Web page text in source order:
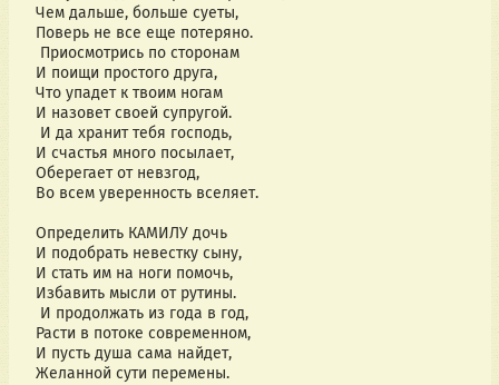
Чем дальше, больше суеты,
Поверь не все еще потеряно.
Приосмотрись по сторонам
И поищи простого друга,
Что упадет к твоим ногам
И назовет своей супругой.
И да хранит тебя господь,
И счастья много посылает,
Оберегает от невзгод,
Во всем уверенность вселяет.
Определить КАМИЛУ дочь
И подобрать невестку сыну,
И стать им на ноги помочь,
Избавить мысли от рутины.
И продолжать из года в год,
Расти в потоке современном,
И пусть душа сама найдет,
Желанной сути перемены.